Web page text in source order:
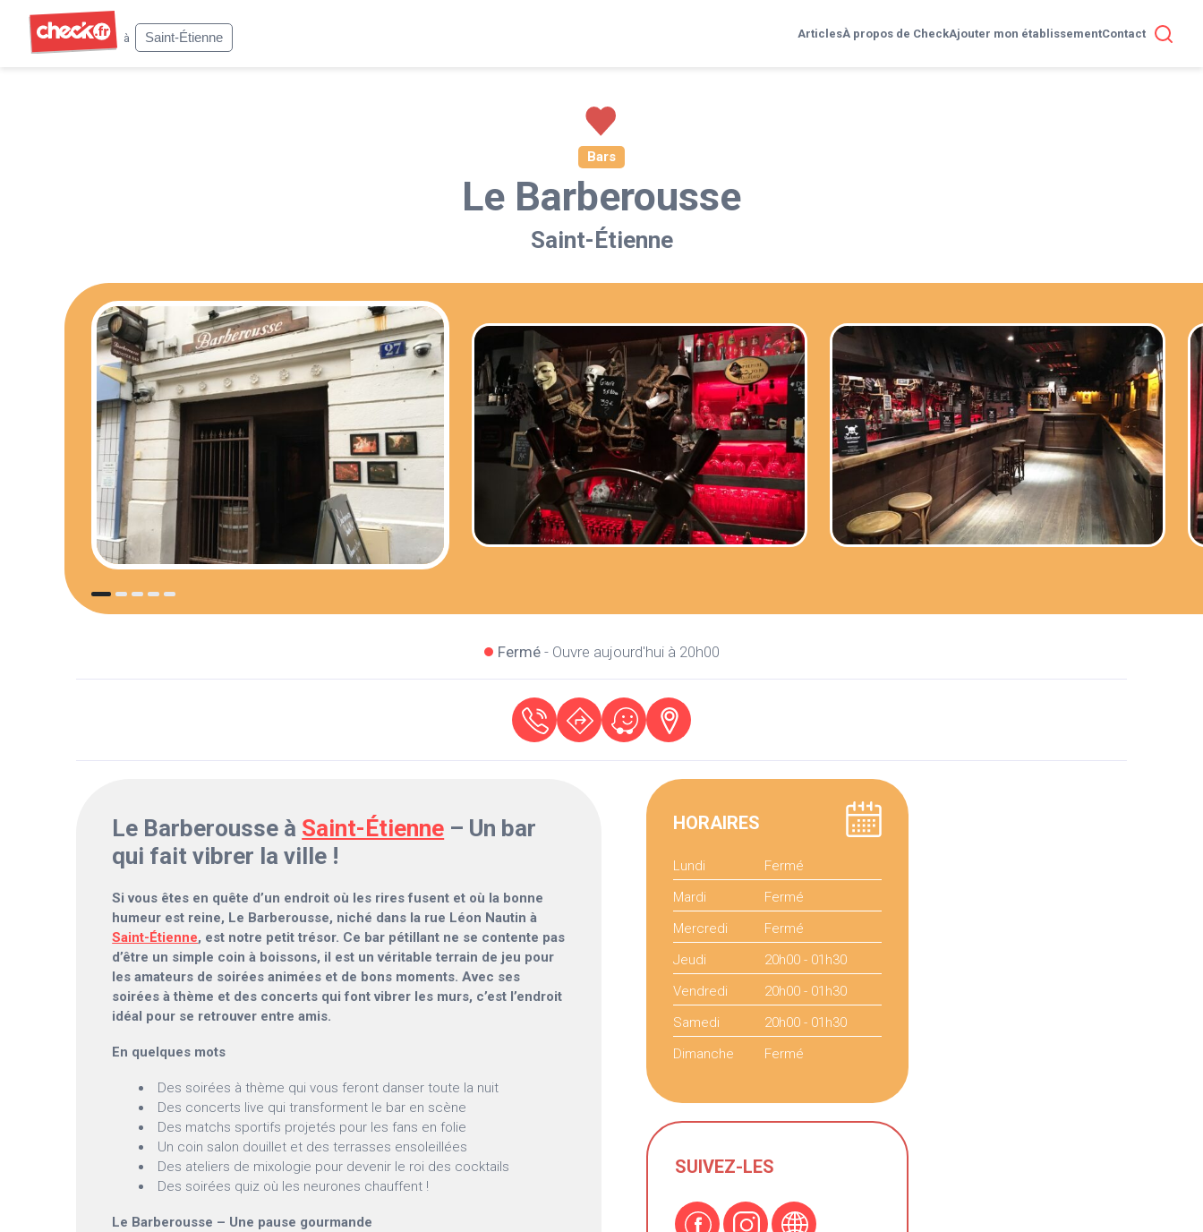
à
Saint-Étienne ArticlesÀ propos de CheckAjouter mon établissementContact
Bars
Le Barberousse
Saint-Étienne
Fermé- Ouvre aujourd'hui à 20h00
Le Barberousse à Saint-Étienne – Un bar
qui fait vibrer la ville !
Si vous êtes en quête d’un endroit où les rires fusent et où la bonne
humeur est reine, Le Barberousse, niché dans la rue Léon Nautin à
Saint-Étienne, est notre petit trésor. Ce bar pétillant ne se contente pas
d’être un simple coin à boissons, il est un véritable terrain de jeu pour
les amateurs de soirées animées et de bons moments. Avec ses
soirées à thème et des concerts qui font vibrer les murs, c’est l’endroit
idéal pour se retrouver entre amis.
En quelques mots
Des soirées à thème qui vous feront danser toute la nuit
Des concerts live qui transforment le bar en scène
Des matchs sportifs projetés pour les fans en folie
Un coin salon douillet et des terrasses ensoleillées
Des ateliers de mixologie pour devenir le roi des cocktails
Des soirées quiz où les neurones chauffent !
Le Barberousse – Une pause gourmande
HORAIRES
Lundi
Fermé
Mardi
Fermé
Mercredi
Fermé
Jeudi
20h00 - 01h30
Vendredi
20h00 - 01h30
Samedi
20h00 - 01h30
Dimanche
Fermé
SUIVEZ-LES